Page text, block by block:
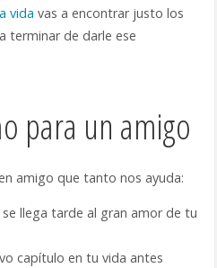
vida vas a encontrar justo los
terminar de darle ese
para un amigo
amigo que tanto nos ayuda:
se llega tarde al gran amor de tu
capítulo en tu vida antes